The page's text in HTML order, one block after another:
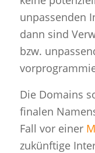
unpassenden
dann sind
bzw.
Die Domains
finalen
Fall vor einer
zukünftige